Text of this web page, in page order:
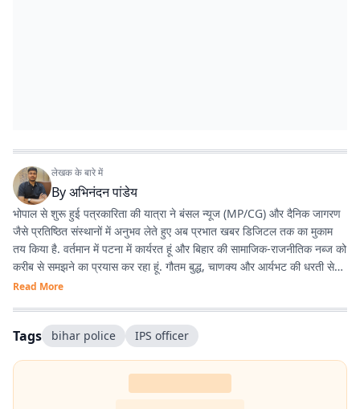
लेखक के बारे में
Byअभिनंदन पांडेय
भोपाल से शुरू हुई पत्रकारिता की यात्रा ने बंसल न्यूज (MP/CG) और दैनिक जागरण
जैसे प्रतिष्ठित संस्थानों में अनुभव लेते हुए अब प्रभात खबर डिजिटल तक का मुकाम
तय किया है. वर्तमान में पटना में कार्यरत हूं और बिहार की सामाजिक-राजनीतिक नब्ज को
करीब से समझने का प्रयास कर रहा हूं. गौतम बुद्ध, चाणक्य और आर्यभट की धरती से
होने का गर्व है. देश-विदेश की घटनाओं, बिहार की राजनीति, और किस्से-कहानियों में
Read More
Tags bihar police IPS officer